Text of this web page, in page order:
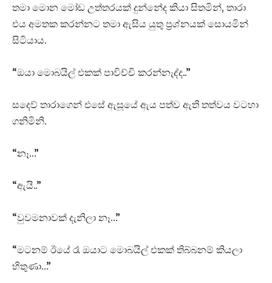
තමා මොන මෝඩ උත්තරයක් දුන්නේද කියා සිතමින්, තාරා
එය අමතක කරන්නට තමා ඇසිය යුතු ප්‍රශ්නයක් සොයමින්
සිටියාය.
“ඔයා මොබයිල් එකක් පාවිච්චි කරන්නැද්ද..”
සදෙව් තාරාගෙන් එසේ ඇසූයේ ඇය පත්ව ඇති තත්වය වටහා
ගනිමිනි.
“නෑ…”
“ඇයි..”
“වුවමනාවක් දැනිලා නෑ…”
“මටනම් ඊයේ රෑ ඔයාට මොබයිල් එකක් තිබ්බනම් කියලා
හිතුණා…”